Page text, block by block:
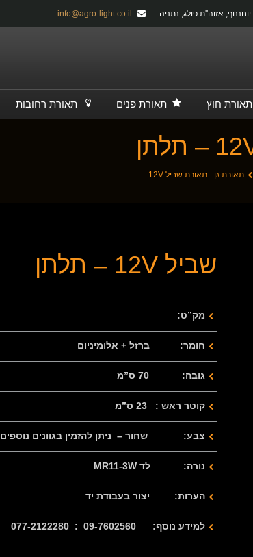
תאורת חוץ תאורת פנים תאורת רחובות
תאורת גן - תאורת שביל 12V
שביל 12V – תלתן
מק”ט:
חומר: ברזל + אלומיניום
גובה: 70 ס”מ
קוטר ראש : 23 ס”מ
צבע: שחור – ניתן להזמין בגוונים נוספים
נורה: לד MR11-3W
הערות: יצור בעבודת יד
למידע נוסף: 09-7602560 : 077-2122280